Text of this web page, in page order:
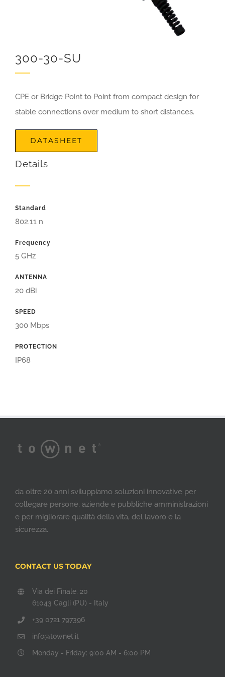
300-30-SU
CPE or Bridge Point to Point from compact design for
stable connections over medium to short distances.
DATASHEET
Details
Standard
802.11 n
Frequency
5 GHz
ANTENNA
20 dBi
SPEED
300 Mbps
PROTECTION
IP68
da oltre 20 anni sviluppiamo soluzioni innovative per
collegare persone, aziende e pubbliche amministrazioni
e per migliorare qualità della vita, del lavoro e la
sicurezza.
CONTACT US TODAY
Via dei Finale, 20
61043 Cagli (PU) - Italy
+39 0721 797396
info@townet.it
Monday - Friday: 9:00 AM - 6:00 PM